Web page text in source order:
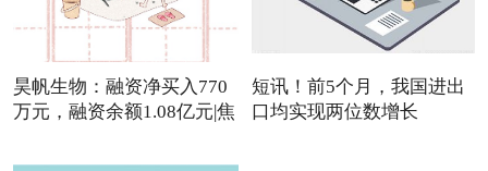
昊帆生物：融资净买入770
万元，融资余额1.08亿元|焦
短讯！前5个月，我国进出
口均实现两位数增长